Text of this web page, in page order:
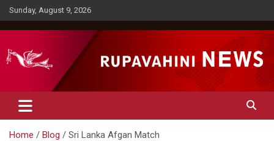
Skip
to
content
Sunday, August 9, 2026
Rupavahini News
Home Blog Sri Lanka Afgan Match